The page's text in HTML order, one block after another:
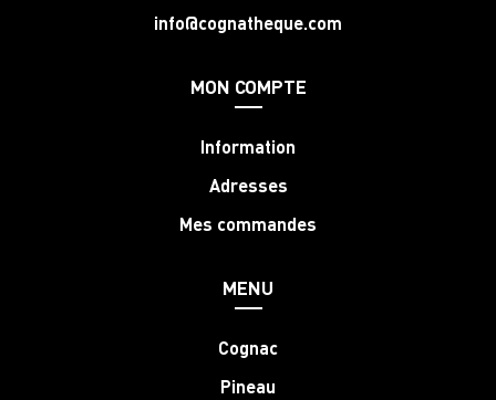
info@cognatheque.com
MON COMPTE
Information
Adresses
Mes commandes
MENU
Cognac
Pineau